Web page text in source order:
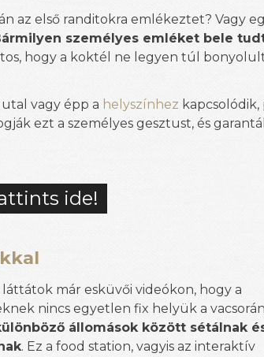
az első randitokra emlékeztet? Vagy
személyes emléket bele
hogy a koktél ne legyen túl
utal vagy épp a helyszínhez kapcsolódik,
ezt a személyes gesztust, és
ide!
láttátok már esküvői videókon, hogy a
nincs egyetlen fix helyük a
állomások között sétálnak
. Ez a food station, vagyis az interaktív